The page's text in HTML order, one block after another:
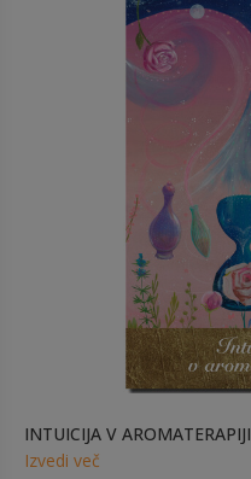
INTUICIJA V AROMATERAPIJI
Izvedi več